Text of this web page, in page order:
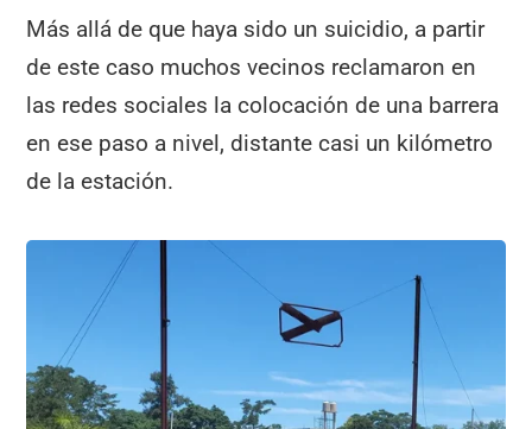
Más allá de que haya sido un suicidio, a partir
de este caso muchos vecinos reclamaron en
las redes sociales la colocación de una barrera
en ese paso a nivel, distante casi un kilómetro
de la estación.